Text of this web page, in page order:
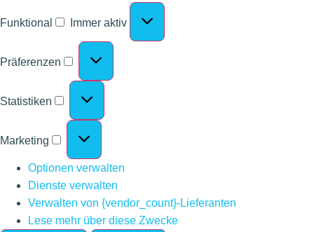
Funktional Immer aktiv
Präferenzen
Statistiken
Marketing
Optionen verwalten
Dienste verwalten
Verwalten von {vendor_count}-Lieferanten
Lese mehr über diese Zwecke